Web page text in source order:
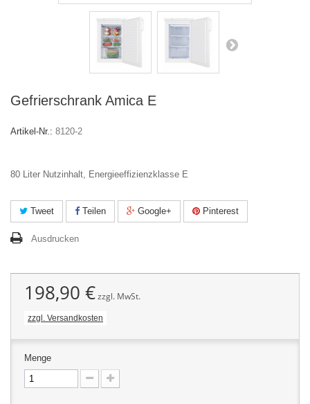
Gefrierschrank Amica E
Artikel-Nr.: 8120-2
80 Liter Nutzinhalt, Energieeffizienzklasse E
Tweet Teilen Google+ Pinterest
Ausdrucken
198,90 €zzgl. MwSt.
zzgl. Versandkosten
Menge